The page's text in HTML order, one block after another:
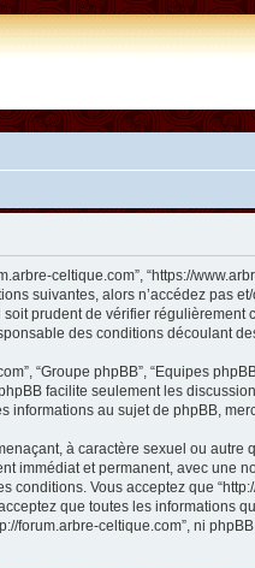
celtique.com”, “https://
suivantes, alors n’accédez pas
prudent de vérifier
des conditions découlant
“Groupe phpBB”, “Equipes
phpBB facilite seulement les
informations au sujet de phpBB,
à caractère sexuel ou autre
et permanent, avec une
Vous acceptez que
que toutes les informations
forum.arbre-celtique.com”, ni